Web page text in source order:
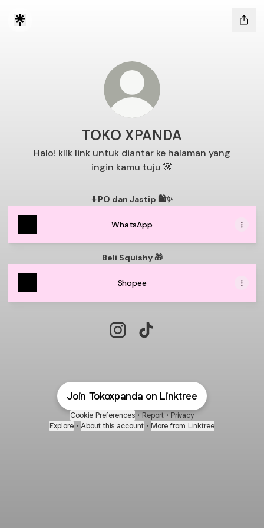
TOKO XPANDA
Halo! klik link untuk diantar ke halaman yang
ingin kamu tuju 🐼
⬇️ PO dan Jastip 🛍️✨
WhatsApp
Beli Squishy 🎁
Shopee
Join Tokoxpanda on Linktree
Cookie Preferences • Report • Privacy
Explore • About this account • More from Linktree